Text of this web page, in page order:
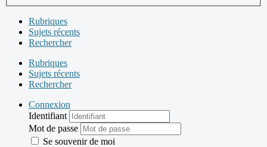
Rubriques
Sujets récents
Rechercher
Rubriques
Sujets récents
Rechercher
Connexion
Identifiant
Mot de passe
Se souvenir de moi